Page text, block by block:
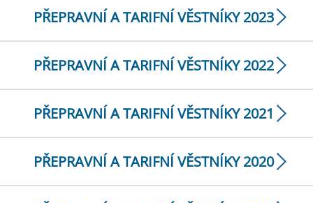
PŘEPRAVNÍ A TARIFNÍ VĚSTNÍKY 2023
PŘEPRAVNÍ A TARIFNÍ VĚSTNÍKY 2022
PŘEPRAVNÍ A TARIFNÍ VĚSTNÍKY 2021
PŘEPRAVNÍ A TARIFNÍ VĚSTNÍKY 2020